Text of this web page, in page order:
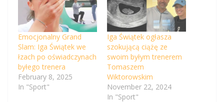
Emocjonalny Grand
Slam: Iga Świątek we
łzach po oświadczynach
byłego trenera
February 8, 2025
In "Sport"
Iga Świątek ogłasza
szokującą ciążę ze
swoim byłym trenerem
Tomaszem
Wiktorowskim
November 22, 2024
In "Sport"